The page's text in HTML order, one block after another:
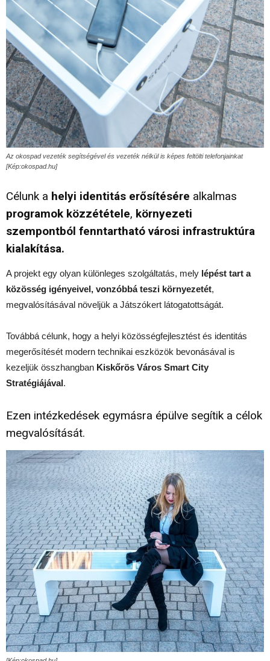
Az okospad vezeték segítségével és vezeték nélkül is képes feltölti telefonjainkat
[Kép:okospad.hu]
Célunk a helyi identitás erősítésére alkalmas
programok közzététele, környezeti
szempontból fenntartható városi infrastruktúra
kialakítása.
A projekt egy olyan különleges szolgáltatás, mely lépést tart a
közösség igényeivel, vonzóbbá teszi környezetét,
megvalósításával növeljük a Játszókert látogatottságát.
Továbbá célunk, hogy a helyi közösségfejlesztést és identitás
megerősítését modern technikai eszközök bevonásával is
kezeljük összhangban Kiskőrös Város Smart City
Stratégiájával.
Ezen intézkedések egymásra épülve segítik a célok
megvalósítását.